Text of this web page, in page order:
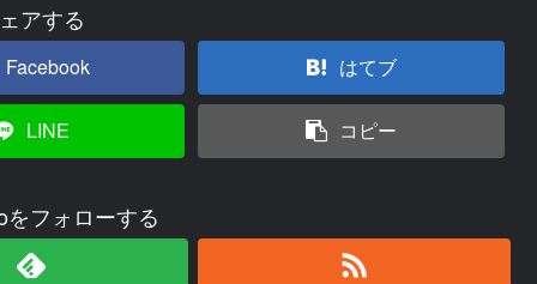
アする
Facebook はてブ
LINE コピー
フォローする